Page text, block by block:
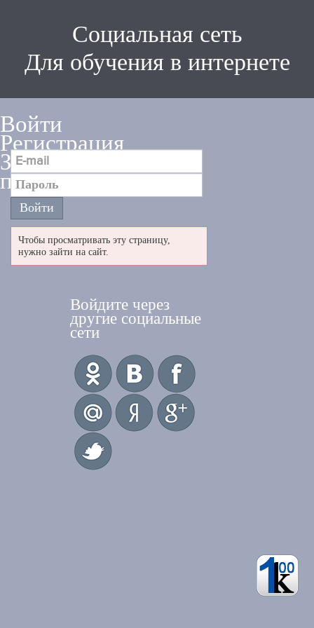
Социальная сеть
Для обучения в интернете
Войти
Регистрация
Забыли
пароль
Чтобы просматривать эту страницу,
нужно зайти на сайт.
Войдите через
другие социальные
сети